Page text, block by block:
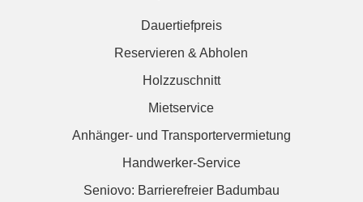
Dauertiefpreis
Reservieren & Abholen
Holzzuschnitt
Mietservice
Anhänger- und Transportervermietung
Handwerker-Service
Seniovo: Barrierefreier Badumbau